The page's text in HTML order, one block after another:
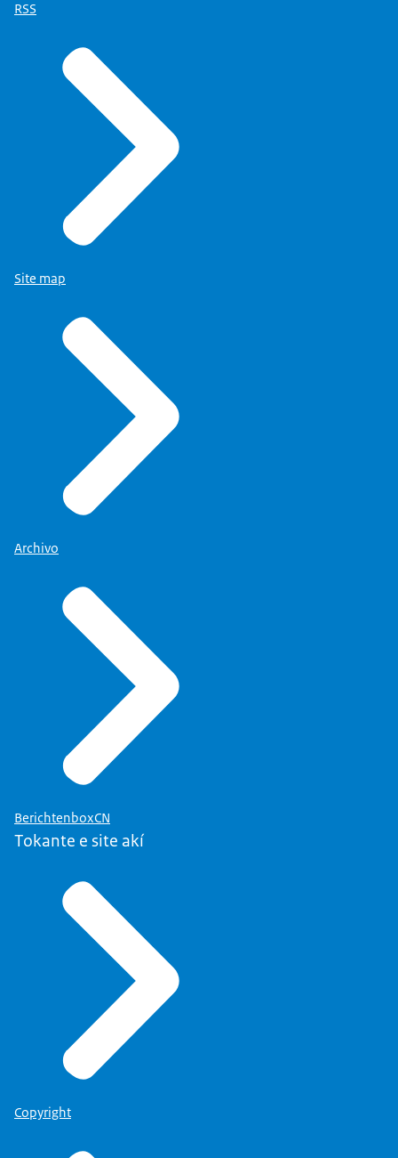
RSS
Site map
Archivo
BerichtenboxCN
Tokante e site akí
Copyright